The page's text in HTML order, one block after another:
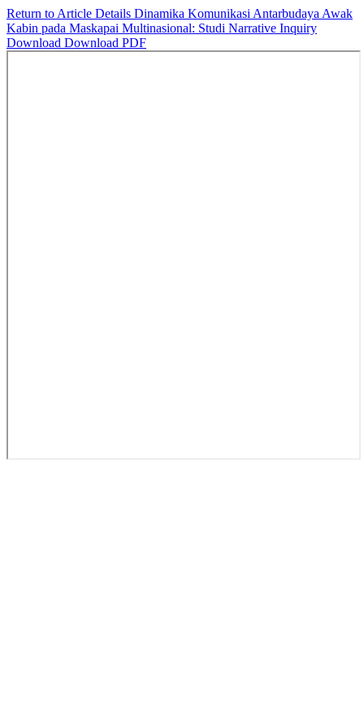
Return to Article Details Dinamika Komunikasi Antarbudaya Awak
Kabin pada Maskapai Multinasional: Studi Narrative Inquiry
Download Download PDF